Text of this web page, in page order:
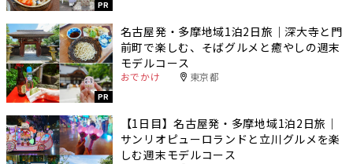
PR
PR
名古屋発・多摩地域1泊2日旅｜深大寺と門
前町で楽しむ、そばグルメと癒やしの週末
モデルコース
おでかけ 東京都
【1日目】名古屋発・多摩地域1泊2日旅｜
サンリオピューロランドと立川グルメを楽
しむ週末モデルコース